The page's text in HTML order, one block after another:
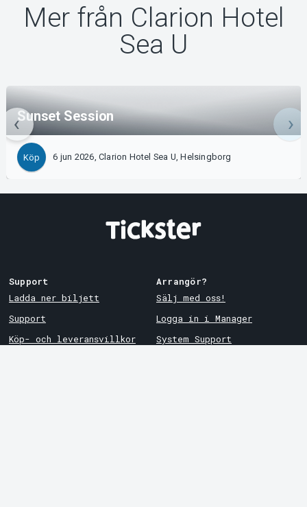
Mer från Clarion Hotel
Sea U
Sunset Session
Köp 6 jun 2026, Clarion Hotel Sea U, Helsingborg
Support
Ladda ner biljett
Support
Köp- och leveransvillkor
Arrangör?
Sälj med oss!
Logga in i Manager
System Support